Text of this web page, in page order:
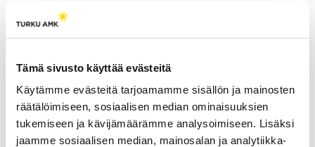
Tämä sivusto käyttää evästeitä
Käytämme evästeitä tarjoamamme sisällön ja mainosten
räätälöimiseen, sosiaalisen median ominaisuuksien
tukemiseen ja kävijämäärämme analysoimiseen. Lisäksi
jaamme sosiaalisen median, mainosalan ja analytiikka-